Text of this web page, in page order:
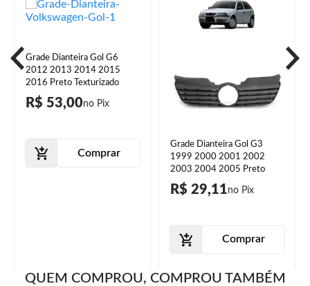
Grade Dianteira Gol G6
2012 2013 2014 2015
2016 Preto Texturizado
R$ 53,00
Comprar
Grade Dianteira Gol G3
1999 2000 2001 2002
2003 2004 2005 Preto
R$ 29,11
Comprar
QUEM COMPROU, COMPROU TAMBÉM